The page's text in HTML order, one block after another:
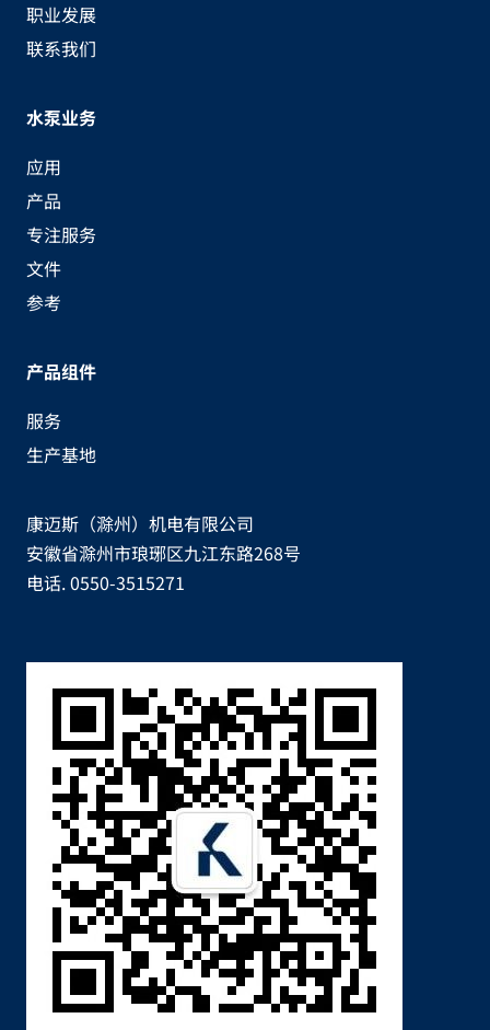
康迈斯（滁州）机电有限公司
安徽省滁州市琅琊区九江东路268号
电话. 0550-3515271
职业发展
联系我们
水泵业务
应用
产品
专注服务
文件
参考
产品组件
服务
生产基地